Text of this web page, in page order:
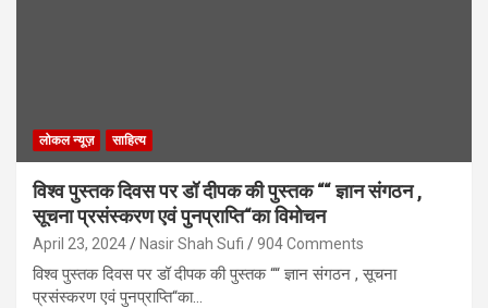
लोकल न्यूज़ साहित्य
विश्व पुस्तक दिवस पर डॉ दीपक की पुस्तक ““ ज्ञान संगठन ,
सूचना प्रसंस्करण एवं पुनप्राप्ति“का विमोचन
April 23, 2024 Nasir Shah Sufi 904 Comments
विश्व पुस्तक दिवस पर डॉ दीपक की पुस्तक ““ ज्ञान संगठन , सूचना
प्रसंस्करण एवं पुनप्राप्ति“का…